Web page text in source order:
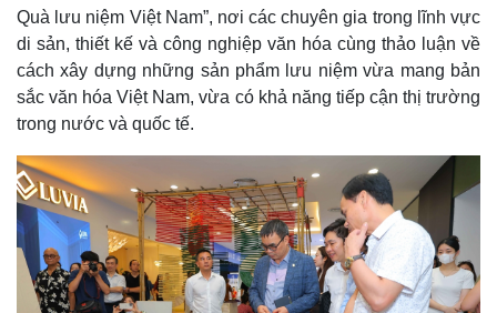
Quà lưu niệm Việt Nam”, nơi các chuyên gia trong lĩnh vực
di sản, thiết kế và công nghiệp văn hóa cùng thảo luận về
cách xây dựng những sản phẩm lưu niệm vừa mang bản
sắc văn hóa Việt Nam, vừa có khả năng tiếp cận thị trường
trong nước và quốc tế.